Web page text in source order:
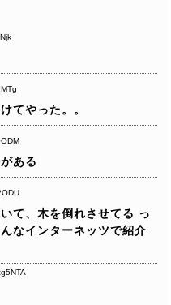
けてやった。。
ある
て、木を倒れさせてる っ
なインターネッツで紹介